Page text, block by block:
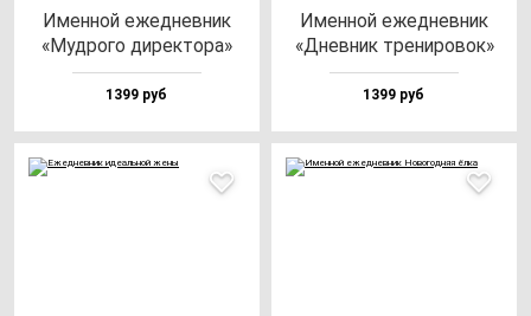
Имен­ной ежед­нев­ник
«Муд­ро­го ди­рек­то­ра»
1399 руб
Имен­ной ежед­нев­ник
«Днев­ник тре­ни­ро­вок»
1399 руб